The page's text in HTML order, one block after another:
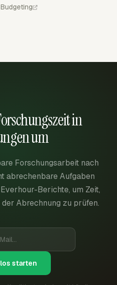
in
um
Forschungsarbeit nach
abrechenbare Aufgaben
Berichte, um Zeit,
Abrechnung zu prüfen.
starten